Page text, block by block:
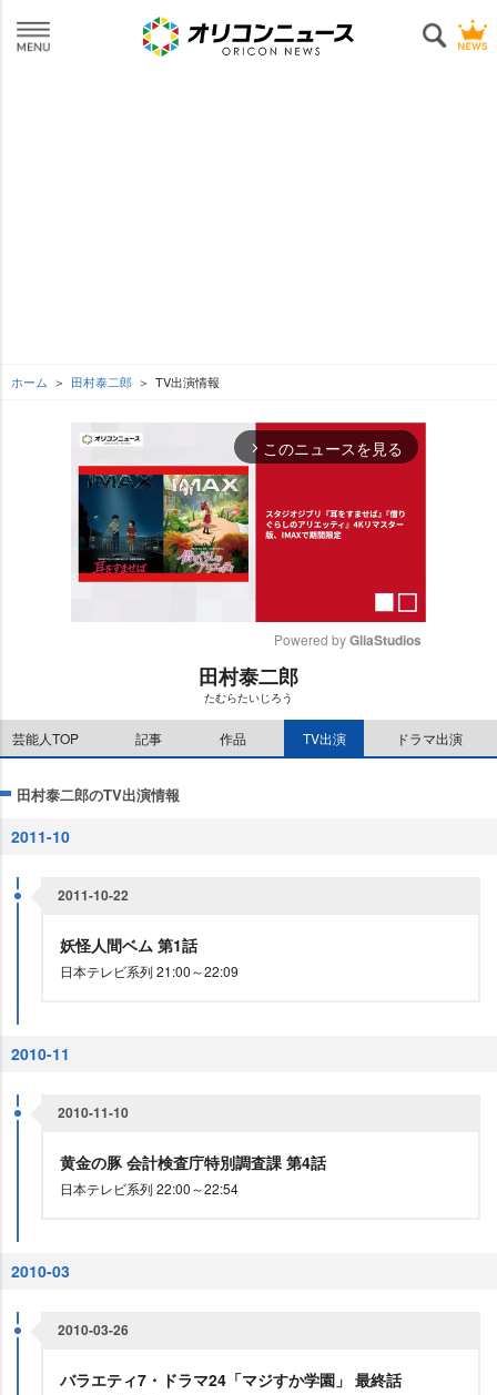
ホーム 田村泰二郎 TV出演情報
arrow_forward_ios このニュースを見る
Powered by GliaStudios
田村泰二郎
たむらたいじろう
芸能人TOP 記事 作品 TV出演 ドラマ出演
田村泰二郎のTV出演情報
2011-10
2011-10-22
妖怪人間ベム 第1話
日本テレビ系列 21:00～22:09
2010-11
2010-11-10
黄金の豚 会計検査庁特別調査課 第4話
日本テレビ系列 22:00～22:54
2010-03
2010-03-26
バラエティ7・ドラマ24「マジすか学園」 最終話